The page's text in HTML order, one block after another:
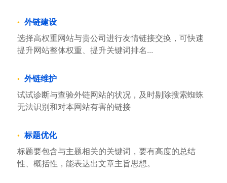
外链建设
选择高权重网站与贵公司进行友情链接交换，可快速
提升网站整体权重、提升关键词排名...
外链维护
试试诊断与查验外链网站的状况，及时剔除搜索蜘蛛
无法识别和对本网站有害的链接
标题优化
标题要包含与主题相关的关键词，要有高度的总结
性、概括性，能表达出文章主旨思想。